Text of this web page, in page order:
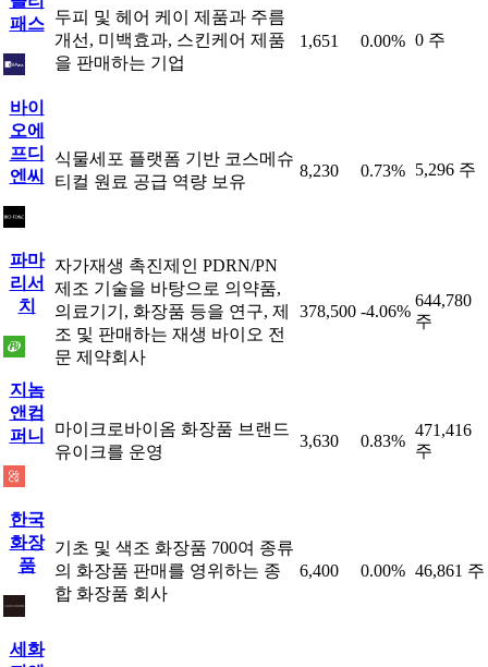
패스
두피 및 헤어 케이 제품과 주름
개선, 미백효과, 스킨케어 제품
을 판매하는 기업
1,651 0.00% 0 주
바이
오에
프디
엔씨
식물세포 플랫폼 기반 코스메슈
티컬 원료 공급 역량 보유
8,230 0.73% 5,296 주
파마
리서
치
자가재생 촉진제인 PDRN/PN
제조 기술을 바탕으로 의약품,
의료기기, 화장품 등을 연구, 제
조 및 판매하는 재생 바이오 전
문 제약회사
378,500 -4.06%
644,780
주
지놈
앤컴
퍼니
마이크로바이옴 화장품 브랜드
유이크를 운영
3,630 0.83%
471,416
주
한국
화장
품
기초 및 색조 화장품 700여 종류
의 화장품 판매를 영위하는 종
합 화장품 회사
6,400 0.00% 46,861 주
세화